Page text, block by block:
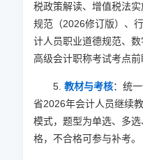
税政策解读、增值税法
规范（2026修订版）、
计人员职业道德规范、
高级会计职称考试考点前
5. 教材与考核：统
省2026年会计人员继续
模式，题型为单选、多
格，不合格可参与补考。